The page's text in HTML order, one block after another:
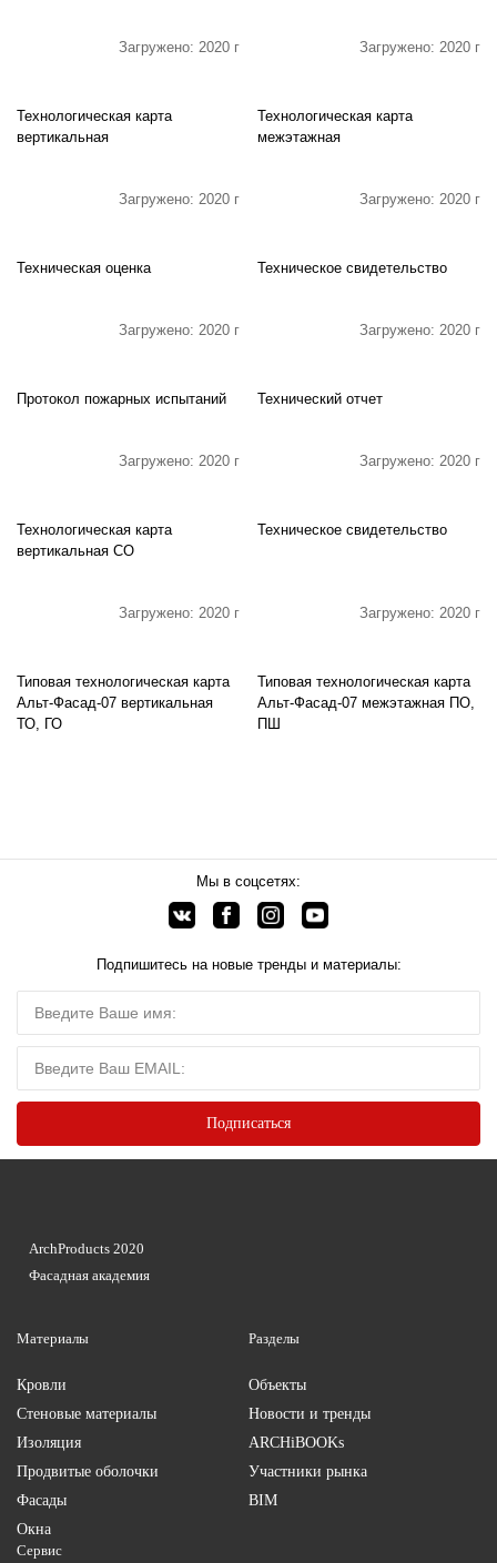
Загружено: 2020 г
Технологическая карта
вертикальная
Загружено: 2020 г
Технологическая карта
межэтажная
Загружено: 2020 г
Техническая оценка
Загружено: 2020 г
Техническое свидетельство
Загружено: 2020 г
Протокол пожарных испытаний
Загружено: 2020 г
Технический отчет
Загружено: 2020 г
Технологическая карта
вертикальная СО
Загружено: 2020 г
Техническое свидетельство
Загружено: 2020 г
Типовая технологическая карта
Альт-Фасад-07 вертикальная
ТО, ГО
Загружено: 2020 г
Типовая технологическая карта
Альт-Фасад-07 межэтажная ПО,
ПШ
Мы в соцсетях:
Подпишитесь на новые тренды и материалы:
Материалы
Кровли
Стеновые материалы
Изоляция
Продвитые оболочки
Фасады
Окна
Разделы
Объекты
Новости и тренды
ARCHiBOOKs
Участники рынка
BIM
Сервис
ArchProducts 2020
Фасадная академия